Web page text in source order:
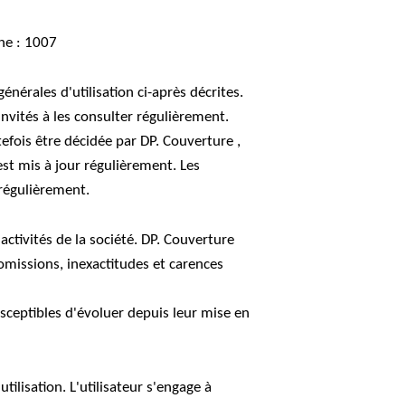
: 1007
d'utilisation ci-après décrites.
à les consulter régulièrement.
être décidée par DP. Couverture ,
mis à jour régulièrement. Les
de la société. DP. Couverture
inexactitudes et carences
d'évoluer depuis leur mise en
L'utilisateur s'engage à